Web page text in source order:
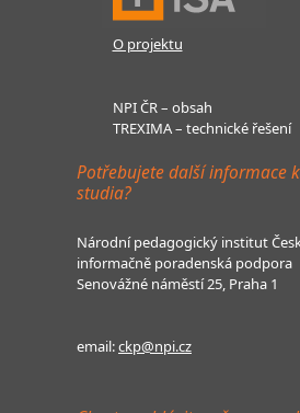
O projektu
NPI ČR – obsah
TREXIMA – technické řešení
Potřebujete další informace
studia?
Národní pedagogický institut
informačně poradenská podpora
Senovážné náměstí 25, Praha 1
email:ckp@npi.cz